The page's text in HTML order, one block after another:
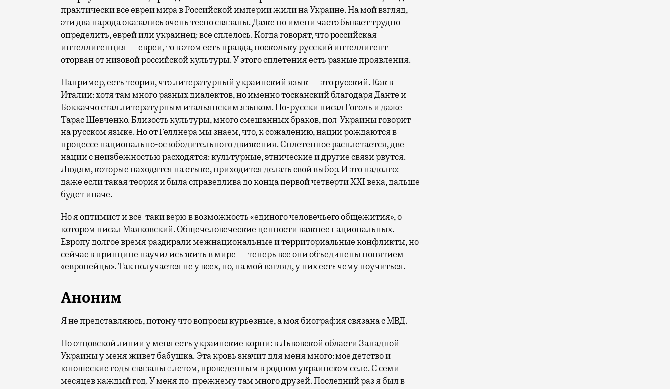
практически все евреи мира в Российской империи жили на Украине. На мой взгляд,
эти два народа оказались очень тесно связаны. Даже по имени часто бывает трудно
определить, еврей или украинец: все сплелось. Когда говорят, что российская
интеллигенция — евреи, то в этом есть правда, поскольку русский интеллигент
оторван от низовой российской культуры. У этого сплетения есть разные проявления.
Например, есть теория, что литературный украинский язык — это русский. Как в
Италии: хотя там много разных диалектов, но именно тосканский благодаря Данте и
Боккаччо стал литературным итальянским языком. По-русски писал Гоголь и даже
Тарас Шевченко. Близость культуры, много смешанных браков, пол-Украины говорит
на русском языке. Но от Геллнера мы знаем, что, к сожалению, нации рождаются в
процессе национально-освободительного движения. Сплетенное расплетается, две
нации с неизбежностью расходятся: культурные, этнические и другие связи рвутся.
Людям, которые находятся на стыке, приходится делать свой выбор. И это надолго:
даже если такая теория и была справедлива до конца первой четверти XXI века, дальше
будет иначе.
Но я оптимист и все-таки верю в возможность «единого человечьего общежития», о
котором писал Маяковский. Общечеловеческие ценности важнее национальных.
Европу долгое время раздирали межнациональные и территориальные конфликты, но
сейчас в принципе научились жить в мире — теперь все они объединены понятием
«европейцы». Так получается не у всех, но, на мой взгляд, у них есть чему поучиться.
Аноним
Я не представляюсь, потому что вопросы курьезные, а моя биография связана с МВД.
По отцовской линии у меня есть украинские корни: в Львовской области Западной
Украины у меня живет бабушка. Эта кровь значит для меня много: мое детство и
юношеские годы связаны с летом, проведенным в родном украинском селе. С семи
месяцев каждый год. У меня по-прежнему там много друзей. Последний раз я был в